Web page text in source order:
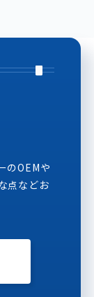
のOEMや
点などお